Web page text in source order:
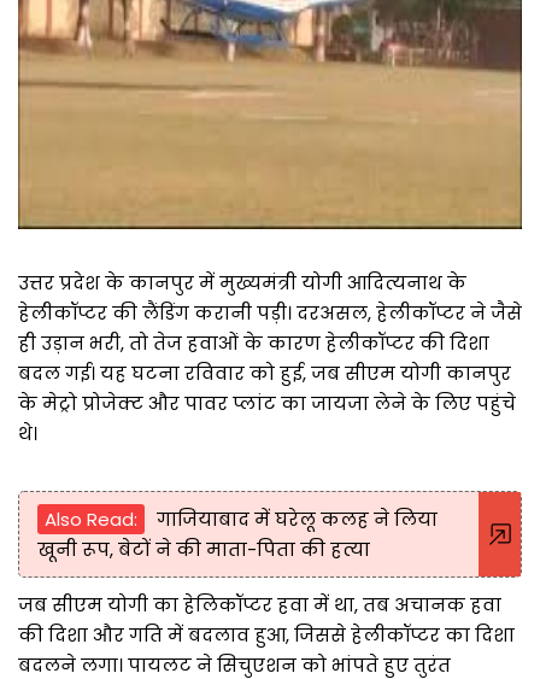
उत्तर प्रदेश के कानपुर में मुख्यमंत्री योगी आदित्यनाथ के
हेलीकॉप्टर की लैंडिंग करानी पड़ी। दरअसल, हेलीकॉप्टर ने जैसे
ही उड़ान भरी, तो तेज हवाओं के कारण हेलीकॉप्टर की दिशा
बदल गई। यह घटना रविवार को हुई, जब सीएम योगी कानपुर
के मेट्रो प्रोजेक्ट और पावर प्लांट का जायजा लेने के लिए पहुंचे
थे।
Also Read:
गाजियाबाद में घरेलू कलह ने लिया
खूनी रूप, बेटों ने की माता-पिता की हत्या
जब सीएम योगी का हेलिकॉप्टर हवा में था, तब अचानक हवा
की दिशा और गति में बदलाव हुआ, जिससे हेलीकॉप्टर का दिशा
बदलने लगा। पायलट ने सिचुएशन को भांपते हुए तुरंत